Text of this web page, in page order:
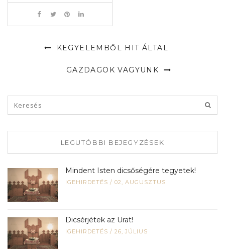
KEGYELEMBŐL HIT ÁLTAL
GAZDAGOK VAGYUNK
LEGUTÓBBI BEJEGYZÉSEK
Mindent Isten dicsőségére tegyetek!
IGEHIRDETÉS / 02, AUGUSZTUS
Dicsérjétek az Urat!
IGEHIRDETÉS / 26, JÚLIUS